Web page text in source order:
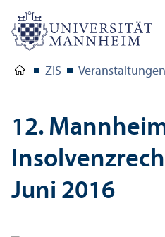
ZIS Veranstaltungen
12.
Juni 2016